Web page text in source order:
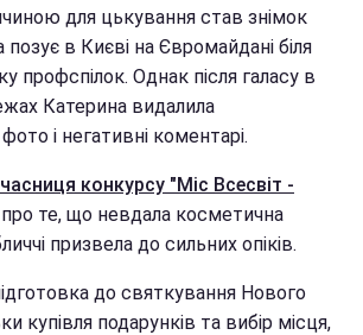
для цькування став знімок
в Києві на Євромайдані біля
профспілок. Однак після галасу в
Катерина видалила
і негативні коментарі.
конкурсу "Міс Всесвіт -
про те, що невдала косметична
призвела до сильних опіків.
до святкування Нового
купівля подарунків та вибір місця,